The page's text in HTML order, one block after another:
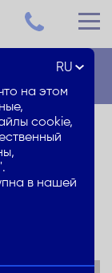
–
RU
на этом
cookie,
в нашей